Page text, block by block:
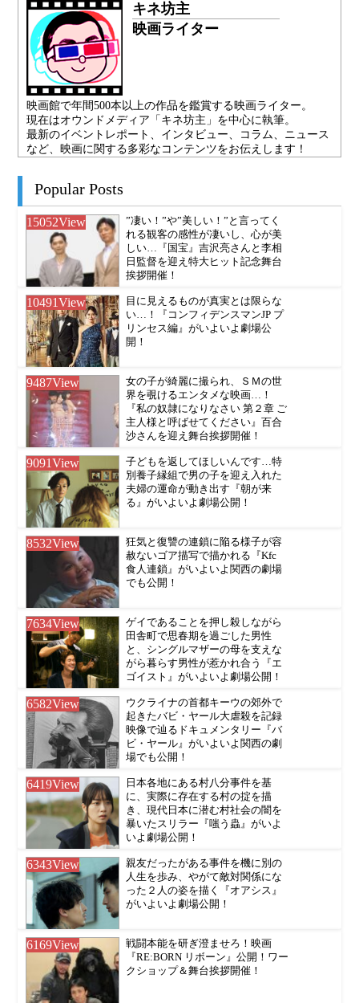
キネ坊主
映画ライター
映画館で年間500本以上の作品を鑑賞する映画ライター。
現在はオウンドメディア「キネ坊主」を中心に執筆。
最新のイベントレポート、インタビュー、コラム、ニュース
など、映画に関する多彩なコンテンツをお伝えします！
Popular Posts
15052View
”凄い！”や”美しい！”と言ってく
れる観客の感性が凄いし、心が美
しい…『国宝』吉沢亮さんと李相
日監督を迎え特大ヒット記念舞台
挨拶開催！
10491View
目に見えるものが真実とは限らな
い…！『コンフィデンスマンJP プ
リンセス編』がいよいよ劇場公
開！
9487View
女の子が綺麗に撮られ、ＳＭの世
界を覗けるエンタメな映画…！
『私の奴隷になりなさい 第２章 ご
主人様と呼ばせてください』百合
沙さんを迎え舞台挨拶開催！
9091View
子どもを返してほしいんです…特
別養子縁組で男の子を迎え入れた
夫婦の運命が動き出す『朝が来
る』がいよいよ劇場公開！
8532View
狂気と復讐の連鎖に陥る様子が容
赦ないゴア描写で描かれる『Kfc
食人連鎖』がいよいよ関西の劇場
でも公開！
7634View
ゲイであることを押し殺しながら
田舎町で思春期を過ごした男性
と、シングルマザーの母を支えな
がら暮らす男性が惹かれ合う『エ
ゴイスト』がいよいよ劇場公開！
6582View
ウクライナの首都キーウの郊外で
起きたバビ・ヤール大虐殺を記録
映像で辿るドキュメンタリー『バ
ビ・ヤール』がいよいよ関西の劇
場でも公開！
6419View
日本各地にある村八分事件を基
に、実際に存在する村の掟を描
き、現代日本に潜む村社会の闇を
暴いたスリラー『嗤う蟲』がいよ
いよ劇場公開！
6343View
親友だったがある事件を機に別の
人生を歩み、やがて敵対関係にな
った２人の姿を描く『オアシス』
がいよいよ劇場公開！
6169View
戦闘本能を研ぎ澄ませろ！映画
『RE:BORN リボーン』公開！ワー
クショップ＆舞台挨拶開催！